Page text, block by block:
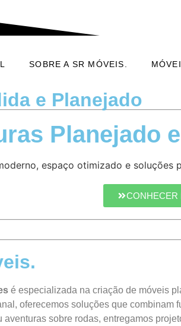
SOBRE A SR MÓVEIS.
e Planejado
Planejado
espaço otimizado e soluções
CONHECER
é especializada na criação de móveis
oferecemos soluções que
sobre rodas, entregamos